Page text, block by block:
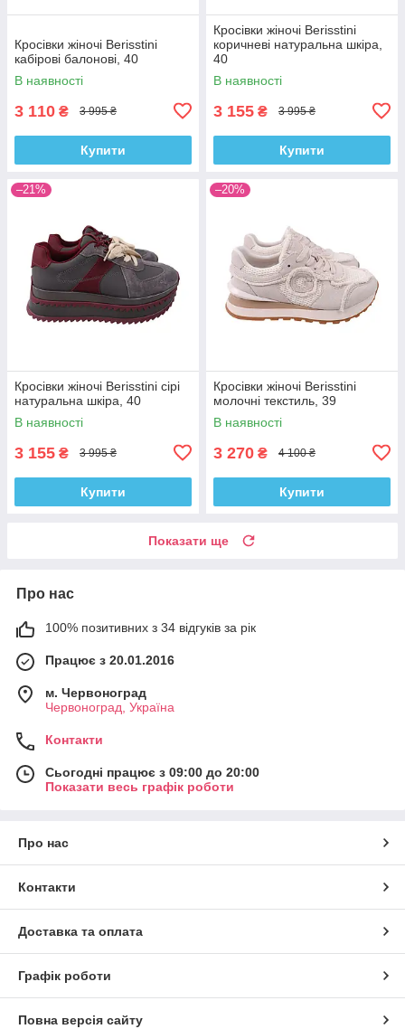
Кросівки жіночі Berisstini
кабірові балонові, 40
В наявності
3 110 ₴ 3 995 ₴
Купити
Кросівки жіночі Berisstini
коричневі натуральна шкіра,
40
В наявності
3 155 ₴ 3 995 ₴
Купити
–21%
Кросівки жіночі Berisstini сірі
натуральна шкіра, 40
В наявності
3 155 ₴ 3 995 ₴
Купити
–20%
Кросівки жіночі Berisstini
молочні текстиль, 39
В наявності
3 270 ₴ 4 100 ₴
Купити
Показати ще
Про нас
100% позитивних з 34 відгуків за рік
Працює з 20.01.2016
м. Червоноград
Червоноград, Україна
Контакти
Сьогодні працює з 09:00 до 20:00
Показати весь графік роботи
Про нас
Контакти
Доставка та оплата
Графік роботи
Повна версія сайту